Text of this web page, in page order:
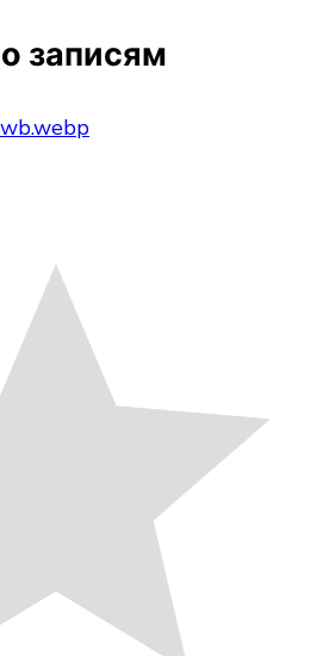
записям